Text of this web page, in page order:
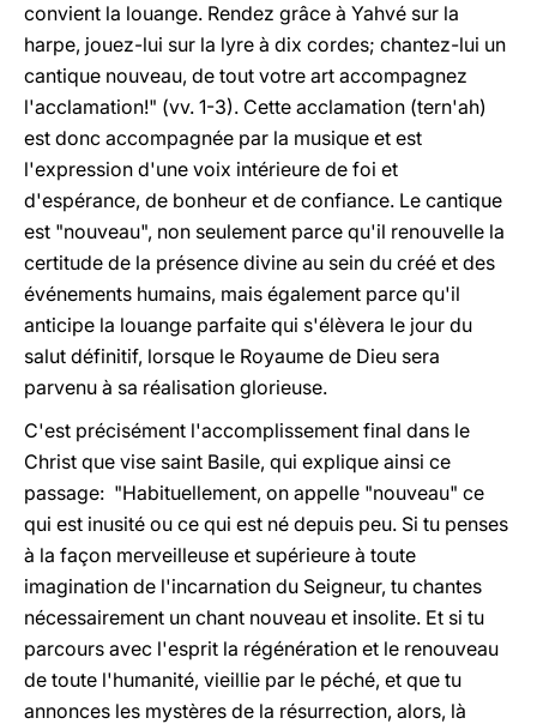
convient la louange. Rendez grâce à Yahvé sur la
harpe, jouez-lui sur la lyre à dix cordes; chantez-lui un
cantique nouveau, de tout votre art accompagnez
l'acclamation!" (vv. 1-3). Cette acclamation (tern'ah)
est donc accompagnée par la musique et est
l'expression d'une voix intérieure de foi et
d'espérance, de bonheur et de confiance. Le cantique
est "nouveau", non seulement parce qu'il renouvelle la
certitude de la présence divine au sein du créé et des
événements humains, mais également parce qu'il
anticipe la louange parfaite qui s'élèvera le jour du
salut définitif, lorsque le Royaume de Dieu sera
parvenu à sa réalisation glorieuse.
C'est précisément l'accomplissement final dans le
Christ que vise saint Basile, qui explique ainsi ce
passage: "Habituellement, on appelle "nouveau" ce
qui est inusité ou ce qui est né depuis peu. Si tu penses
à la façon merveilleuse et supérieure à toute
imagination de l'incarnation du Seigneur, tu chantes
nécessairement un chant nouveau et insolite. Et si tu
parcours avec l'esprit la régénération et le renouveau
de toute l'humanité, vieillie par le péché, et que tu
annonces les mystères de la résurrection, alors, là